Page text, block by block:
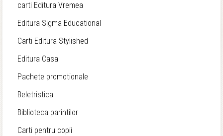
carti Editura Vremea
Editura Sigma Educational
Carti Editura Stylished
Editura Casa
Pachete promotionale
Beletristica
Biblioteca parintilor
Carti pentru copii